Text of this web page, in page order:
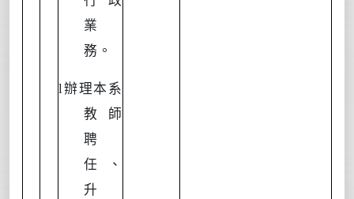
業
務。
l 辦理本系
教師
聘
任、
升